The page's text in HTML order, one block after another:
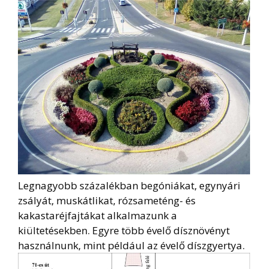
Legnagyobb százalékban begóniákat, egynyári
zsályát, muskátlikat, rózsameténg- és
kakastaréjfajtákat alkalmazunk a
kiültetésekben. Egyre több évelő dísznövényt
használnunk, mint például az évelő díszgyertya.